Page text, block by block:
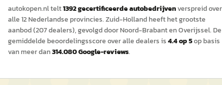
autokopen.nltelt1392gecertificeerdeautobedrijvenverspreid over
alle 12 Nederlandse provincies.Zuid-Hollandheeft het grootste
aanbod (207dealers), gevolgd door Noord-Brabanten Overijssel. De
gemiddelde beoordelingsscore over alle dealers is4.4op 5op basis
van meer dan314.080Google-reviews.